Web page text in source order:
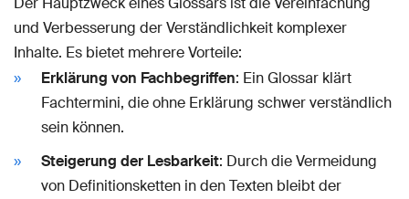
und Verbesserung der Verständlichkeit komplexer
Inhalte. Es bietet mehrere Vorteile:
Erklärung von Fachbegriffen: Ein Glossar klärt
Fachtermini, die ohne Erklärung schwer verständlich
sein können.
Steigerung der Lesbarkeit: Durch die Vermeidung
von Definitionsketten in den Texten bleibt der